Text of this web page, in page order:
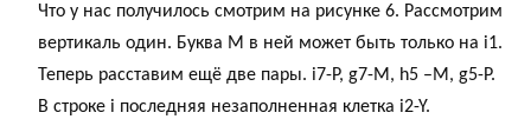
Что у нас получилось смотрим на рисунке 6. Рассмотрим
вертикаль один. Буква М в ней может быть только на i1.
Теперь расставим ещё две пары. i7-P, g7-M, h5 –M, g5-P.
В строке i последняя незаполненная клетка i2-Y.